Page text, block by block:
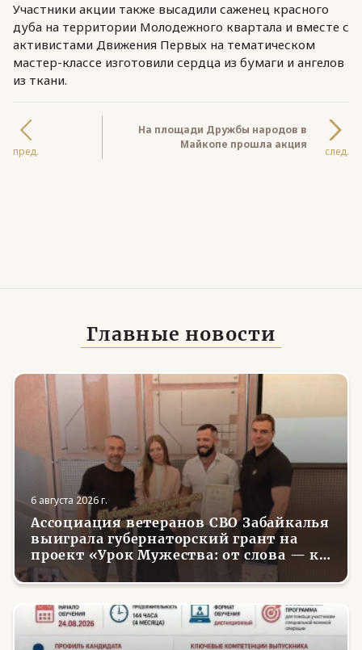
Участники акции также высадили саженец красного
дуба на территории Молодежного квартала и вместе с
активистами Движения Первых на тематическом
мастер-классе изготовили сердца из бумаги и ангелов
из ткани.
пред.
На площади Дружбы народов в
Майкопе прошла акция
след.
Главные новости
6 августа 2026 г.
Ассоциация ветеранов СВО Забайкалья
выиграла губернаторский грант на
проект «Урок Мужества: от слова — к
делу»